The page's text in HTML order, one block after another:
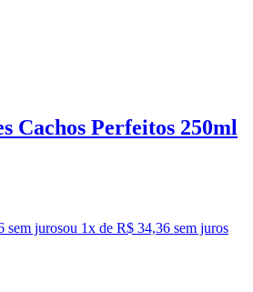
Cachos Perfeitos 250ml
sem jurosou 1x de R$ 34,36 sem juros